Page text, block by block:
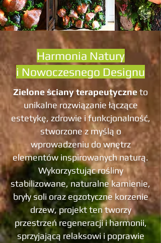
Harmonia Natury
i Nowoczesnego Designu
Zielone ściany terapeutyczneto
unikalne rozwiązanie łączące
estetykę, zdrowie i funkcjonalność,
stworzone z myślą o
wprowadzeniu do wnętrz
elementów inspirowanych naturą.
Wykorzystując rośliny
stabilizowane, naturalne kamienie,
bryły soli oraz egzotyczne korzenie
drzew, projekt ten tworzy
przestrzeń regeneracji i harmonii,
sprzyjającą relaksowi i poprawie